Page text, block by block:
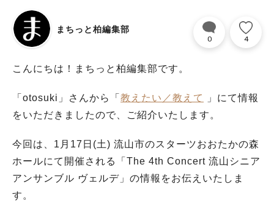
まちっと柏編集部
0 4
こんにちは！まちっと柏編集部です。
「otosuki 」 さんから「 教えたい／教えて
」にて情報
をいただきましたので、ご紹介いたします。
今回は、1月17日(土) 流山市のスターツおおたかの森
ホールにて開催される「 The 4th Concert 流山シニア
アンサンブル ヴェルデ」の情報をお伝えいたしま
す。